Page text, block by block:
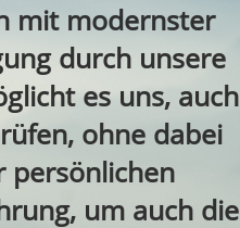
mit modernster
durch unsere
es uns, auch
ohne dabei
persönlichen
um auch die